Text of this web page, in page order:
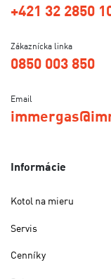
+421 32 2850
Zákaznícka linka
0850 003 850
Email
Informácie
Kotol na mieru
Servis
Cenníky